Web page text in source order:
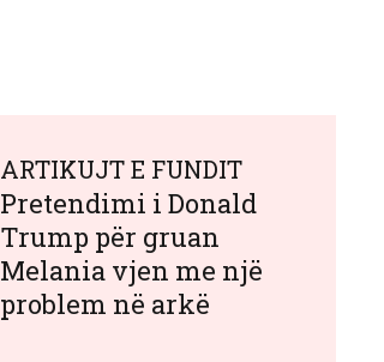
ARTIKUJT E FUNDIT
Pretendimi i Donald
Trump për gruan
Melania vjen me një
problem në arkë